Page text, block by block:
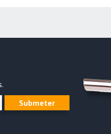
Submeter